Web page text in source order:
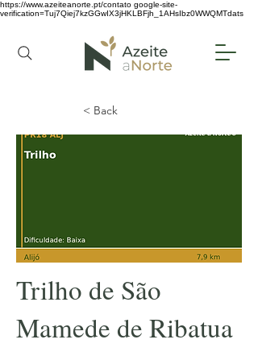
https://www.azeiteanorte.pt/contato google-site-
verification=Tuj7Qiej7kzGGwIX3jHKLBFjh_1AHsIbz0WWQMTdats
< Back
Trilho de São
Mamede de Ribatua